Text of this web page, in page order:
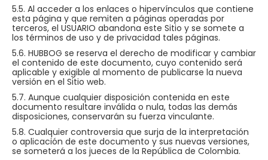
5.5. Al acceder a los enlaces o hipervínculos que contiene
esta página y que remiten a páginas operadas por
terceros, el USUARIO abandona este Sitio y se somete a
los términos de uso y de privacidad tales páginas.
5.6. HUBBOG se reserva el derecho de modificar y cambiar
el contenido de este documento, cuyo contenido será
aplicable y exigible al momento de publicarse la nueva
versión en el Sitio web.
5.7. Aunque cualquier disposición contenida en este
documento resultare inválida o nula, todas las demás
disposiciones, conservarán su fuerza vinculante.
5.8. Cualquier controversia que surja de la interpretación
o aplicación de este documento y sus nuevas versiones,
se someterá a los jueces de la República de Colombia.